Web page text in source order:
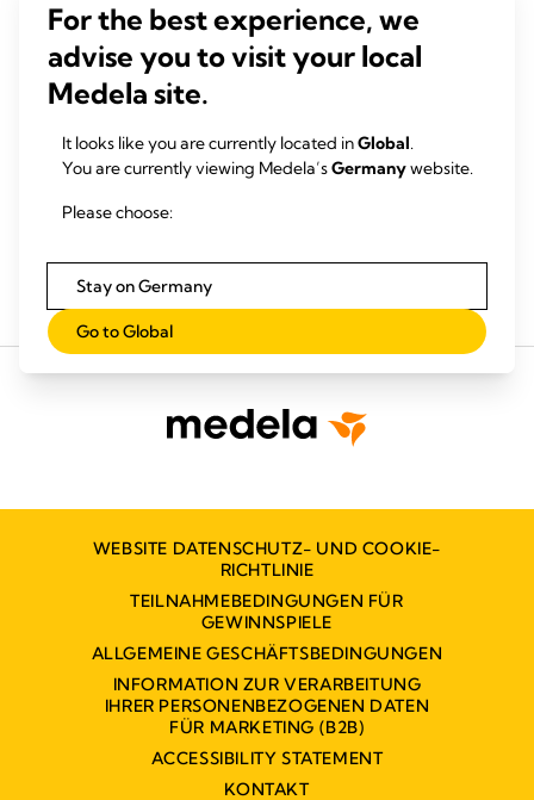
So fütterst du dein Baby mit
abgepumpter Muttermilch: Hier
kommen die Antworten auf deine
Zeit zum Lesen: 4 min.
WEBSITE DATENSCHUTZ- UND COOKIE-
RICHTLINIE
TEILNAHMEBEDINGUNGEN FÜR
GEWINNSPIELE
ALLGEMEINE GESCHÄFTSBEDINGUNGEN
INFORMATION ZUR VERARBEITUNG
IHRER PERSONENBEZOGENEN DATEN
FÜR MARKETING (B2B)
ACCESSIBILITY STATEMENT
KONTAKT
For the best experience, we
advise you to visit your local
Medela site.
It looks like you are currently located inGlobal.
You are currently viewing Medela’sGermanywebsite.
Please choose:
Stay on Germany
Go to Global